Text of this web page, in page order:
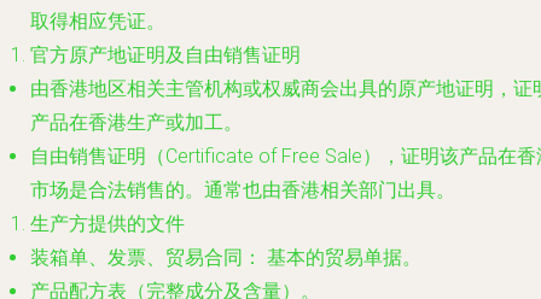
取得相应凭证。
官方原产地证明及自由销售证明
由香港地区相关主管机构或权威商会出具的原产地证明，证
产品在香港生产或加工。
自由销售证明（Certificate of Free Sale），证明该产品在香
市场是合法销售的。通常也由香港相关部门出具。
生产方提供的文件
装箱单、发票、贸易合同： 基本的贸易单据。
产品配方表（完整成分及含量）。